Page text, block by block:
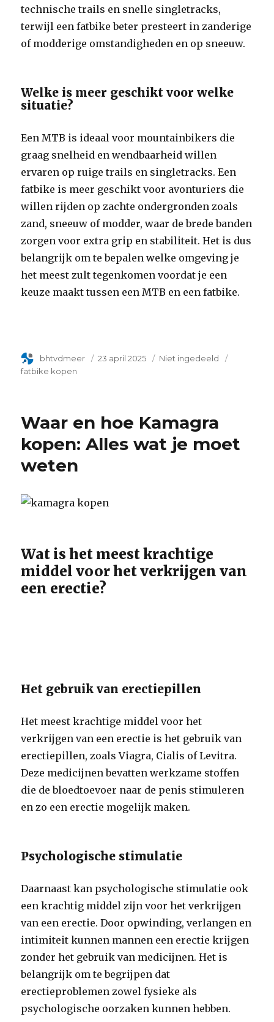
technische trails en snelle singletracks,
terwijl een fatbike beter presteert in zanderige
of modderige omstandigheden en op sneeuw.
Welke is meer geschikt voor welke
situatie?
Een MTB is ideaal voor mountainbikers die
graag snelheid en wendbaarheid willen
ervaren op ruige trails en singletracks. Een
fatbike is meer geschikt voor avonturiers die
willen rijden op zachte ondergronden zoals
zand, sneeuw of modder, waar de brede banden
zorgen voor extra grip en stabiliteit. Het is dus
belangrijk om te bepalen welke omgeving je
het meest zult tegenkomen voordat je een
keuze maakt tussen een MTB en een fatbike.
Author
bhtvdmeer
Geplaatst
23 april 2025 Categorie
Niet ingedeeld
fatbike kopen
Waar en hoe Kamagra
kopen: Alles wat je moet
weten
Wat is het meest krachtige
middel voor het verkrijgen van
een erectie?
Het gebruik van erectiepillen
Het meest krachtige middel voor het
verkrijgen van een erectie is het gebruik van
erectiepillen, zoals Viagra, Cialis of Levitra.
Deze medicijnen bevatten werkzame stoffen
die de bloedtoevoer naar de penis stimuleren
en zo een erectie mogelijk maken.
Psychologische stimulatie
Daarnaast kan psychologische stimulatie ook
een krachtig middel zijn voor het verkrijgen
van een erectie. Door opwinding, verlangen en
intimiteit kunnen mannen een erectie krijgen
zonder het gebruik van medicijnen. Het is
belangrijk om te begrijpen dat
erectieproblemen zowel fysieke als
psychologische oorzaken kunnen hebben.